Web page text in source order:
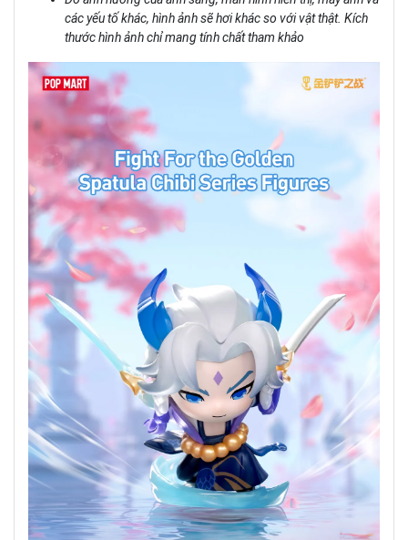
các yếu tố khác, hình ảnh sẽ hơi khác so với vật thật. Kích
thước hình ảnh chỉ mang tính chất tham khảo